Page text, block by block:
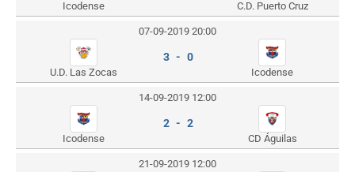
Icodense C.D. Puerto Cruz
07-09-2019 20:00
U.D. Las Zocas
3 - 0
Icodense
14-09-2019 12:00
Icodense
2 - 2
CD Águilas
21-09-2019 12:00